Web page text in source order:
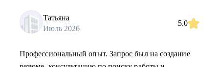
Татьяна
Июль 2026
5.0
Профессиональный опыт. Запрос был на создание